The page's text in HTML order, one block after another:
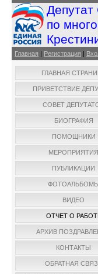
Депутат
по
Главная | Регистрация |
ГЛАВНАЯ
ПРИВЕТСТВИЕ
СОВЕТ
БИОГРАФИЯ
ПОМОЩНИКИ
МЕРОПРИЯТИЯ
ПУБЛИКАЦИИ
ВИДЕО
ОТЧЕТ О
АРХИВ
КОНТАКТЫ
ОБРАТНАЯ